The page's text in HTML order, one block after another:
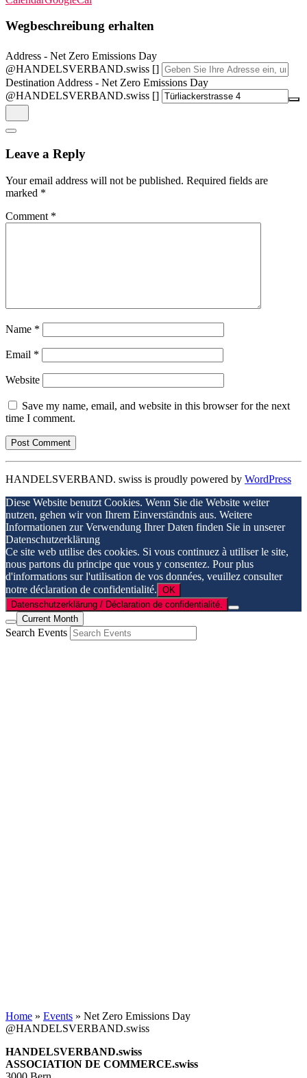
Wegbeschreibung erhalten
Address - Net Zero Emissions Day
@HANDELSVERBAND.swiss []
Destination Address - Net Zero Emissions Day
@HANDELSVERBAND.swiss []
Leave a Reply
Your email address will not be published. Required fields are
marked *
Comment *
Name *
Email *
Website
Save my name, email, and website in this browser for the next
time I comment.
HANDELSVERBAND. swiss is proudly powered by WordPress
Diese Website benutzt Cookies. Wenn Sie die Website weiter
nutzen, gehen wir von Ihrem Einverständnis aus. Weitere
Informationen zur Verwendung Ihrer Daten finden Sie in unserer
Datenschutzerklärung
Ce site web utilise des cookies. Si vous continuez à utiliser le site,
nous partons du principe que vous y consentez. Pour plus
d'informations sur l'utilisation de vos données, veuillez consulter
notre déclaration de confidentialité. OK
Datenschutzerklärung / Déclaration de confidentialité.
Current Month
Search Events
Home » Events » Net Zero Emissions Day
@HANDELSVERBAND.swiss
HANDELSVERBAND.swiss
ASSOCIATION DE COMMERCE.swiss